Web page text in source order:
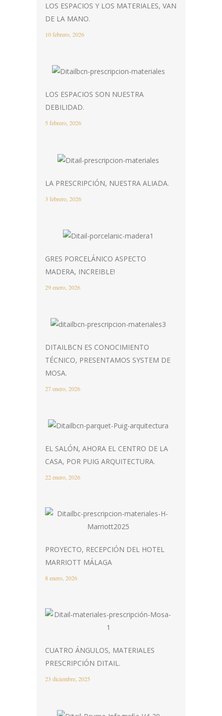
LOS ESPACIOS Y LOS MATERIALES, VAN
DE LA MANO.
10 febrero, 2026
LOS ESPACIOS SON NUESTRA
DEBILIDAD.
5 febrero, 2026
LA PRESCRIPCIÓN, NUESTRA ALIADA.
3 febrero, 2026
GRES PORCELÁNICO ASPECTO
MADERA, INCREIBLE!
29 enero, 2026
DITAILBCN ES CONOCIMIENTO
TÉCNICO, PRESENTAMOS SYSTEM DE
MOSA.
27 enero, 2026
EL SALÓN, AHORA EL CENTRO DE LA
CASA, POR PUIG ARQUITECTURA.
22 enero, 2026
PROYECTO, RECEPCIÓN DEL HOTEL
MARRIOTT MÁLAGA
8 enero, 2026
CUATRO ÁNGULOS, MATERIALES
PRESCRIPCIÓN DITAIL.
23 diciembre, 2025